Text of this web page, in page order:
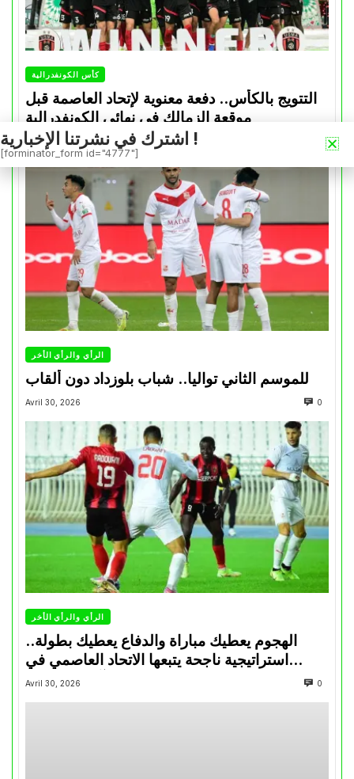
كأس الكونفدرالية
التتويج بالكأس.. دفعة معنوية لإتحاد العاصمة قبل
موقعة الزمالك في نهائي الكونفدرالية
Avril 30, 2026
الرأي والرأي الأخر
للموسم الثاني تواليا.. شباب بلوزداد دون ألقاب
Avril 30, 2026 0
الرأي والرأي الأخر
الهجوم يعطيك مباراة والدفاع يعطيك بطولة..
استراتيجية ناجحة يتبعها الاتحاد العاصمي في
تتويجاته آخر السنوات
Avril 30, 2026 0
اشترك في نشرتنا الإخبارية !
[forminator_form id="4777"]